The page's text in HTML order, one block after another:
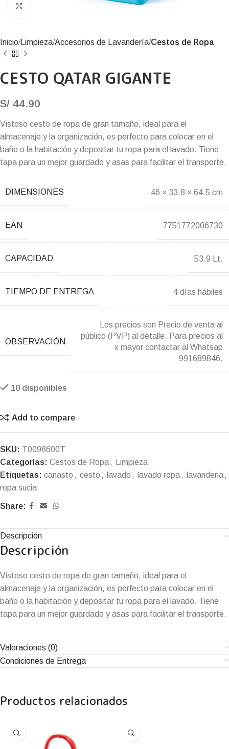
Inicio Limpieza Accesorios de Lavandería Cestos de Ropa
CESTO QATAR GIGANTE
S/ 44.90
Vistoso cesto de ropa de gran tamaño, ideal para el
almacenaje y la organización, es perfecto para colocar en el
baño o la habitación y depositar tu ropa para el lavado. Tiene
tapa para un mejor guardado y asas para facilitar el transporte.
DIMENSIONES 46 × 33.8 × 64.5 cm
EAN 7751772006730
CAPACIDAD 53.9 Lt.
TIEMPO DE ENTREGA 4 días hábiles
OBSERVACIÓN
Los precios son Precio de venta al
público (PVP) al detalle. Para precios al
x mayor contactar al Whatsap
991689846.
10 disponibles
Add to compare
SKU: T0098600T
Categorías: Cestos de Ropa,
Limpieza
Etiquetas: canasto , cesto , lavado , lavado ropa, lavanderia,
ropa sucia
Share:
Descripción
Descripción
Vistoso cesto de ropa de gran tamaño, ideal para el
almacenaje y la organización, es perfecto para colocar en el
baño o la habitación y depositar tu ropa para el lavado. Tiene
tapa para un mejor guardado y asas para facilitar el transporte.
Valoraciones (0)
Condiciones de Entrega
Productos relacionados